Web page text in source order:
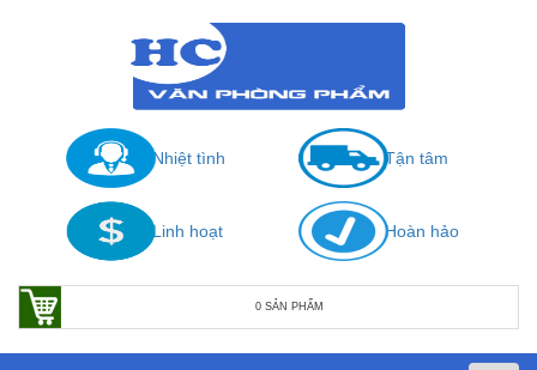
Nhiệt tình Tận tâm
Linh hoạt Hoàn hảo
0 SẢN PHẨM